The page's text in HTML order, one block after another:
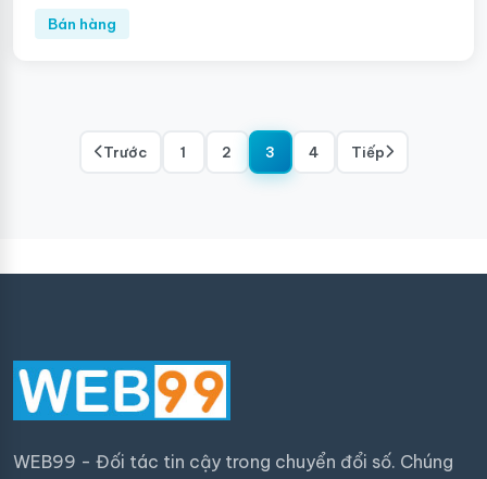
Bán hàng
Trước 1 2 3 4 Tiếp
WEB99 - Đối tác tin cậy trong chuyển đổi số. Chúng